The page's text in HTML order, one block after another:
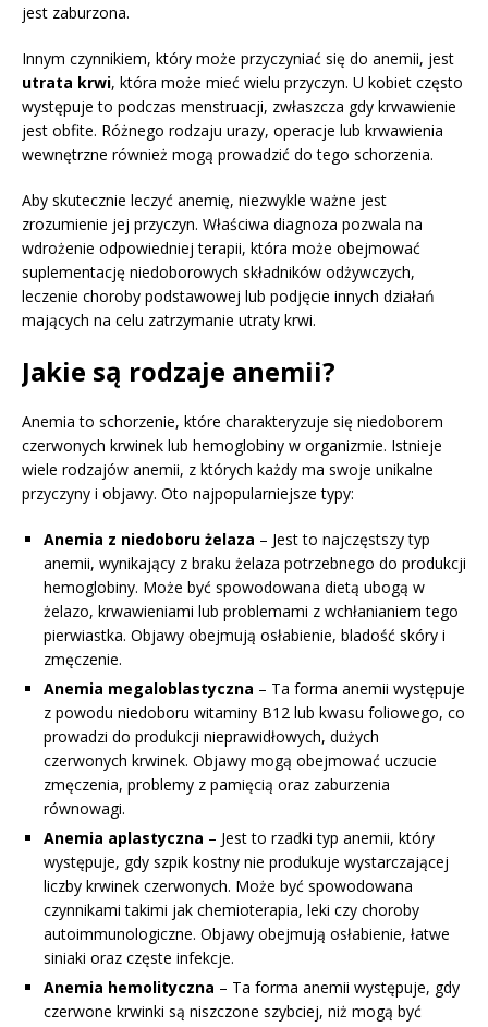
jest zaburzona.
Innym czynnikiem, który może przyczyniać się do anemii, jest
utrata krwi, która może mieć wielu przyczyn. U kobiet często
występuje to podczas menstruacji, zwłaszcza gdy krwawienie
jest obfite. Różnego rodzaju urazy, operacje lub krwawienia
wewnętrzne również mogą prowadzić do tego schorzenia.
Aby skutecznie leczyć anemię, niezwykle ważne jest
zrozumienie jej przyczyn. Właściwa diagnoza pozwala na
wdrożenie odpowiedniej terapii, która może obejmować
suplementację niedoborowych składników odżywczych,
leczenie choroby podstawowej lub podjęcie innych działań
mających na celu zatrzymanie utraty krwi.
Jakie są rodzaje anemii?
Anemia to schorzenie, które charakteryzuje się niedoborem
czerwonych krwinek lub hemoglobiny w organizmie. Istnieje
wiele rodzajów anemii, z których każdy ma swoje unikalne
przyczyny i objawy. Oto najpopularniejsze typy:
Anemia z niedoboru żelaza – Jest to najczęstszy typ
anemii, wynikający z braku żelaza potrzebnego do produkcji
hemoglobiny. Może być spowodowana dietą ubogą w
żelazo, krwawieniami lub problemami z wchłanianiem tego
pierwiastka. Objawy obejmują osłabienie, bladość skóry i
zmęczenie.
Anemia megaloblastyczna – Ta forma anemii występuje
z powodu niedoboru witaminy B12 lub kwasu foliowego, co
prowadzi do produkcji nieprawidłowych, dużych
czerwonych krwinek. Objawy mogą obejmować uczucie
zmęczenia, problemy z pamięcią oraz zaburzenia
równowagi.
Anemia aplastyczna – Jest to rzadki typ anemii, który
występuje, gdy szpik kostny nie produkuje wystarczającej
liczby krwinek czerwonych. Może być spowodowana
czynnikami takimi jak chemioterapia, leki czy choroby
autoimmunologiczne. Objawy obejmują osłabienie, łatwe
siniaki oraz częste infekcje.
Anemia hemolityczna – Ta forma anemii występuje, gdy
czerwone krwinki są niszczone szybciej, niż mogą być